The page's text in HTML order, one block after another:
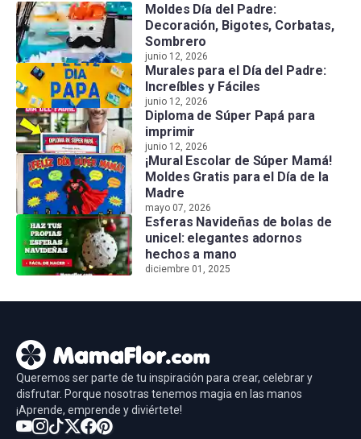
Moldes Día del Padre:
Decoración, Bigotes, Corbatas,
Sombrero
junio 12, 2026
Murales para el Día del Padre:
Increíbles y Fáciles
junio 12, 2026
Diploma de Súper Papá para
imprimir
junio 12, 2026
¡Mural Escolar de Súper Mamá!
Moldes Gratis para el Día de la
Madre
mayo 07, 2026
Esferas Navideñas de bolas de
unicel: elegantes adornos
hechos a mano
diciembre 01, 2025
Queremos ser parte de tu inspiración para crear, celebrar y
disfrutar. Porque nosotras tenemos magia en las manos
¡Aprende, emprende y diviértete!